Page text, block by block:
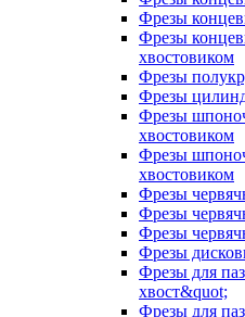
Фрезы
Фрезы
хвостовиком
Фрезы
Фрезы
Фрезы
хвостовиком
Фрезы
хвостовиком
Фрезы
Фрезы
Фрезы
Фрезы
Фрезы для
хвост&quot;
Фрезы для